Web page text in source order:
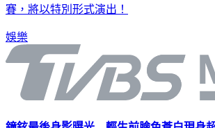
賽，將以特別形式演出！
娛樂